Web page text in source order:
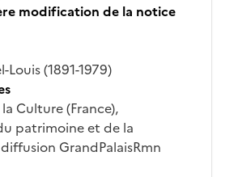
modification de la notice
Louis (1891-1979)
Culture (France),
patrimoine et de la
GrandPalaisRmn